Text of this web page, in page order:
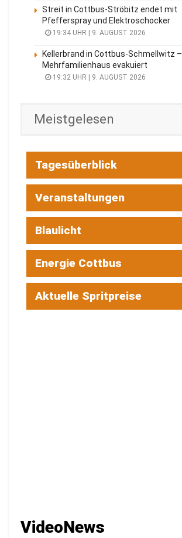
Streit in Cottbus-Ströbitz endet mit
Pfefferspray und Elektroschocker
19:34 UHR | 9. AUGUST 2026
Kellerbrand in Cottbus-Schmellwitz –
Mehrfamilienhaus evakuiert
19:32 UHR | 9. AUGUST 2026
Meistgelesen
Tagesüberblick
Veranstaltungen
Blaulicht
Energie Cottbus
Aktuelle Spritpreise
VideoNews